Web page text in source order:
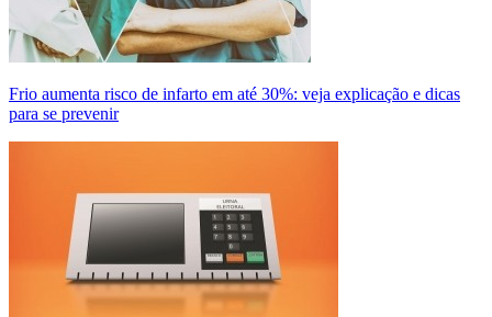
Frio aumenta risco de infarto em até 30%: veja explicação e dicas
para se prevenir